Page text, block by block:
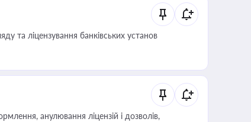
та ліцензування банківських установ
анулювання ліцензій і дозволів,